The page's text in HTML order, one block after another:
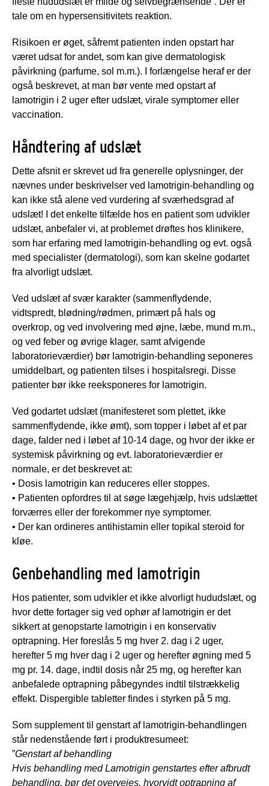
tale om en hypersensitivitets reaktion.
Risikoen er øget, såfremt patienten inden opstart har
været udsat for andet, som kan give dermatologisk
påvirkning (parfume, sol m.m.). I forlængelse heraf er der
også beskrevet, at man bør vente med opstart af
lamotrigin i 2 uger efter udslæt, virale symptomer eller
vaccination.
Håndtering af udslæt
Dette afsnit er skrevet ud fra generelle oplysninger, der
nævnes under beskrivelser ved lamotrigin-behandling og
kan ikke stå alene ved vurdering af sværhedsgrad af
udslæt! I det enkelte tilfælde hos en patient som udvikler
udslæt, anbefaler vi, at problemet drøftes hos klinikere,
som har erfaring med lamotrigin-behandling og evt. også
med specialister (dermatologi), som kan skelne godartet
fra alvorligt udslæt.
Ved udslæt af svær karakter (sammenflydende,
vidtspredt, blødning/rødmen, primært på hals og
overkrop, og ved involvering med øjne, læbe, mund m.m.,
og ved feber og øvrige klager, samt afvigende
laboratorieværdier) bør lamotrigin-behandling seponeres
umiddelbart, og patienten tilses i hospitalsregi. Disse
patienter bør ikke reeksponeres for lamotrigin.
Ved godartet udslæt (manifesteret som plettet, ikke
sammenflydende, ikke ømt), som topper i løbet af et par
dage, falder ned i løbet af 10-14 dage, og hvor der ikke er
systemisk påvirkning og evt. laboratorieværdier er
normale, er det beskrevet at:
• Dosis lamotrigin kan reduceres eller stoppes.
• Patienten opfordres til at søge lægehjælp, hvis udslættet
forværres eller der forekommer nye symptomer.
• Der kan ordineres antihistamin eller topikal steroid for
kløe.
Genbehandling med lamotrigin
Hos patienter, som udvikler et ikke alvorligt hududslæt, og
hvor dette fortager sig ved ophør af lamotrigin er det
sikkert at genopstarte lamotrigin i en konservativ
optrapning. Her foreslås 5 mg hver 2. dag i 2 uger,
herefter 5 mg hver dag i 2 uger og herefter øgning med 5
mg pr. 14. dage, indtil dosis når 25 mg, og herefter kan
anbefalede optrapning påbegyndes indtil tilstrækkelig
effekt. Dispergible tabletter findes i styrken på 5 mg.
Som supplement til genstart af lamotrigin-behandlingen
står nedenstående ført i produktresumeet:
”Genstart af behandling
Hvis behandling med Lamotrigin genstartes efter afbrudt
behandling, bør det overvejes, hvorvidt optrapning af